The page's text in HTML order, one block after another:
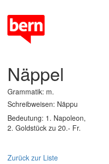
Näppel
Grammatik: m.
Schreibweisen: Näppu
Bedeutung: 1. Napoleon,
2. Goldstück zu 20.- Fr.
Zurück zur Liste